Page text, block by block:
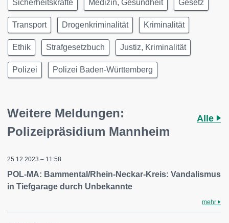
Sicherheitskräfte Medizin, Gesundheit Gesetz
Transport Drogenkriminalität Kriminalität
Ethik Strafgesetzbuch Justiz, Kriminalität
Polizei Polizei Baden-Württemberg
Weitere Meldungen:
Polizeipräsidium Mannheim
Alle
25.12.2023 – 11:58
POL-MA: Bammental/Rhein-Neckar-Kreis: Vandalismus
in Tiefgarage durch Unbekannte
mehr